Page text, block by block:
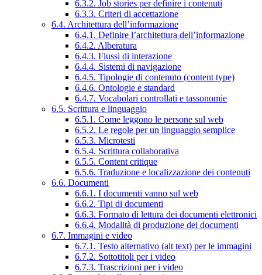
6.3.2. Job stories per definire i contenuti
6.3.3. Criteri di accettazione
6.4. Architettura dell’informazione
6.4.1. Definire l’architettura dell’informazione
6.4.2. Alberatura
6.4.3. Flussi di interazione
6.4.4. Sistemi di navigazione
6.4.5. Tipologie di contenuto (content type)
6.4.6. Ontologie e standard
6.4.7. Vocabolari controllati e tassonomie
6.5. Scrittura e linguaggio
6.5.1. Come leggono le persone sul web
6.5.2. Le regole per un linguaggio semplice
6.5.3. Microtesti
6.5.4. Scrittura collaborativa
6.5.5. Content critique
6.5.6. Traduzione e localizzazione dei contenuti
6.6. Documenti
6.6.1. I documenti vanno sul web
6.6.2. Tipi di documenti
6.6.3. Formato di lettura dei documenti elettronici
6.6.4. Modalità di produzione dei documenti
6.7. Immagini e video
6.7.1. Testo alternativo (alt text) per le immagini
6.7.2. Sottotitoli per i video
6.7.3. Trascrizioni per i video